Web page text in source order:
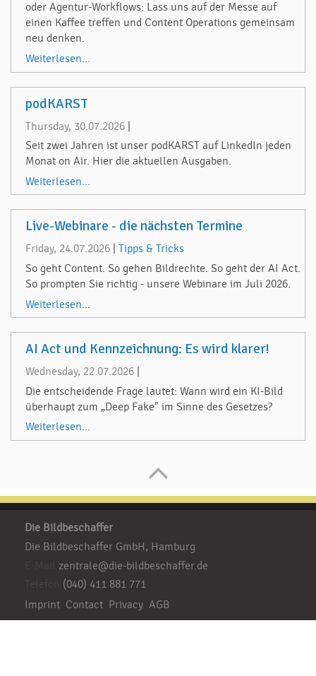
oder Agentur-Workflows: Lass uns auf der Messe auf
einen Kaffee treffen und Content Operations gemeinsam
neu denken.
Weiterlesen...
podKARST
Thursday, 30.07.2026
Seit zwei Jahren ist unser podKARST auf LinkedIn jeden
Monat on Air. Hier die aktuellen Ausgaben.
Weiterlesen...
Live-Webinare - die nächsten Termine
Friday, 24.07.2026
Tipps & Tricks
So geht Content. So gehen Bildrechte. So geht der AI Act.
So prompten Sie richtig - unsere Webinare im Juli 2026.
Weiterlesen...
AI Act und Kennzeichnung: Es wird klarer!
Wednesday, 22.07.2026
Die entscheidende Frage lautet: Wann wird ein KI-Bild
überhaupt zum „Deep Fake" im Sinne des Gesetzes?
Weiterlesen...
Die Bildbeschaffer
Die Bildbeschaffer GmbH, Hamburg
zentrale@die-bildbeschaffer.de
(040) 411 881 771
Imprint Contact Privacy AGB